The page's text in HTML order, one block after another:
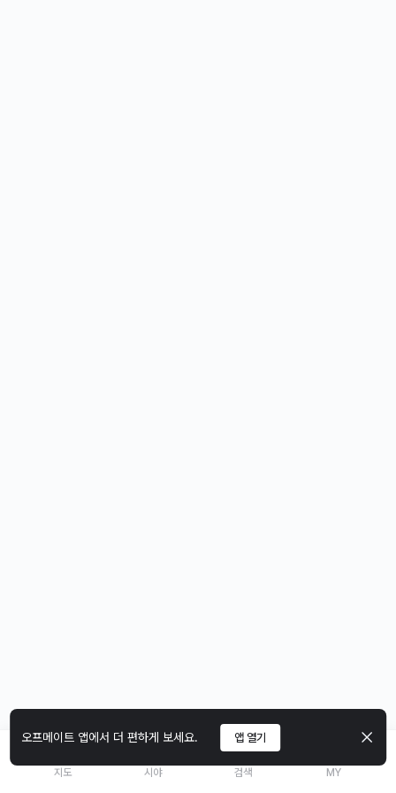
오프메이트 앱에서 더 편하게 보세요. 앱 열기
지도 시야 검색 MY